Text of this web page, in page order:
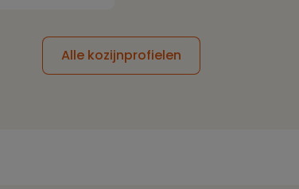
Alle kozijnprofielen